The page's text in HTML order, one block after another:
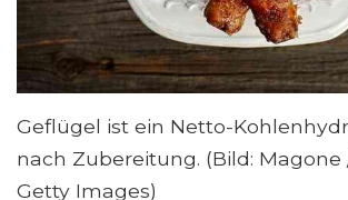
Geflügel ist ein Netto-
nach Zubereitung. (Bild: Magone
Getty Images)